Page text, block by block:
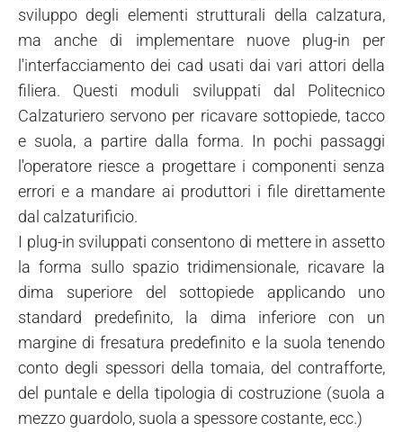
sviluppo degli elementi strutturali della calzatura,
ma anche di implementare nuove plug-in per
l'interfacciamento dei cad usati dai vari attori della
filiera. Questi moduli sviluppati dal Politecnico
Calzaturiero servono per ricavare sottopiede, tacco
e suola, a partire dalla forma. In pochi passaggi
l'operatore riesce a progettare i componenti senza
errori e a mandare ai produttori i file direttamente
dal calzaturificio.
I plug-in sviluppati consentono di mettere in assetto
la forma sullo spazio tridimensionale, ricavare la
dima superiore del sottopiede applicando uno
standard predefinito, la dima inferiore con un
margine di fresatura predefinito e la suola tenendo
conto degli spessori della tomaia, del contrafforte,
del puntale e della tipologia di costruzione (suola a
mezzo guardolo, suola a spessore costante, ecc.)